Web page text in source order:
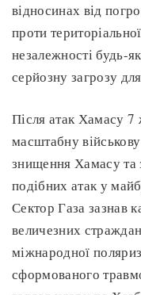
відносинах від
проти
незалежності будь-
серйозну загрозу
Після атак Хамасу 7
масштабну
знищення Хамасу та
подібних атак у
Сектор Газа зазнав
величезних
міжнародної
сформованого